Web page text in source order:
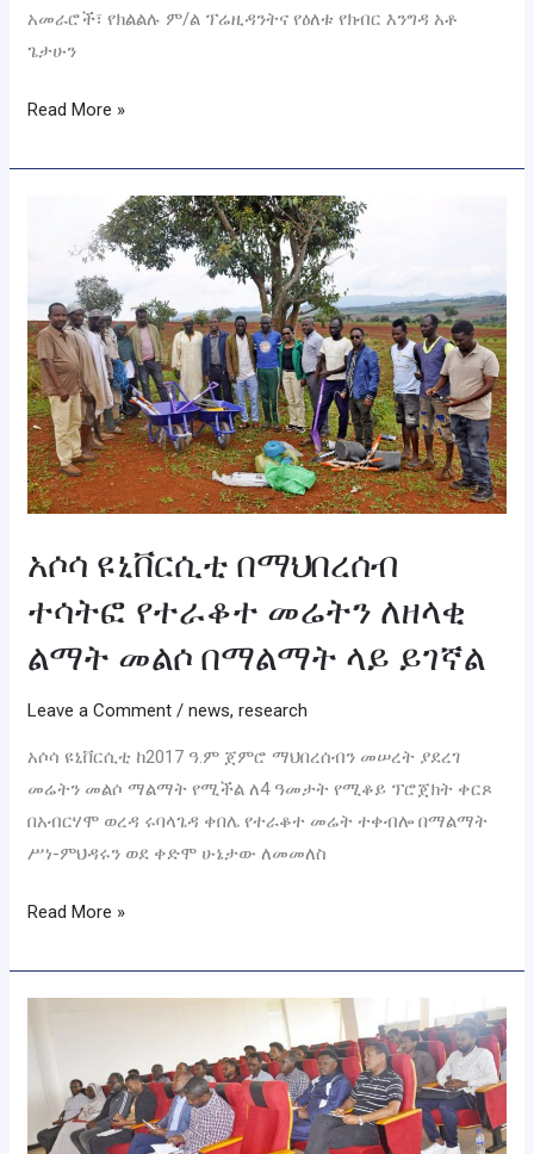
አመራሮች፣ የክልልሉ ም/ል ፕሬዚዳንትና የዕለቱ የክብር እንግዳ አቶ
ጌታሁን
Read More »
አሶሳ ዩኒቨርሲቲ በማህበረሰብ
ተሳትፎ የተራቆተ መሬትን ለዘላቂ
ልማት መልሶ በማልማት ላይ ይገኛል
Leave a Comment /news,research
አሶሳ ዩኒቨርሲቲ ከ2017 ዓ.ም ጀምሮ ማህበረሰብን መሠረት ያደረገ
መሬትን መልሶ ማልማት የሚችል ለ4 ዓመታት የሚቆይ ፕሮጀክት ቀርጾ
በአብርሃሞ ወረዳ ሩባላጌዳ ቀበሌ የተራቆተ መሬት ተቀብሎ በማልማት
ሥነ-ምህዳሩን ወደ ቀድሞ ሁኔታው ለመመለስ
ዩኒቨርሲቲ
በማህበረሰብ
ተሳትፎ
የተራቆተ
መሬትን
ለዘላቂ
ልማት
መልሶ
በማልማት
ይገኛል
Read More »
በተለያዩ
አጀንዳዎች
ላይ